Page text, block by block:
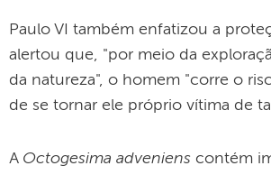
Paulo VI também enfatizou a
alertou que, "por meio da
da natureza", o homem "corre o
de se tornar ele próprio vítima de
A Octogesima adveniens contém